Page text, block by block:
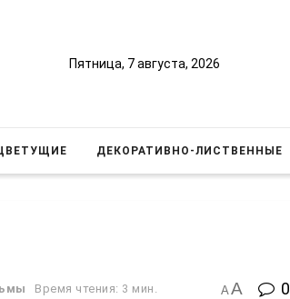
Пятница, 7 августа, 2026
ДЕКОРАТИВНО-ЛИСТВЕННЫЕ
Время чтения: 3 мин. A A 0